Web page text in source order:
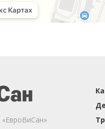
«ЕвроВиСан»